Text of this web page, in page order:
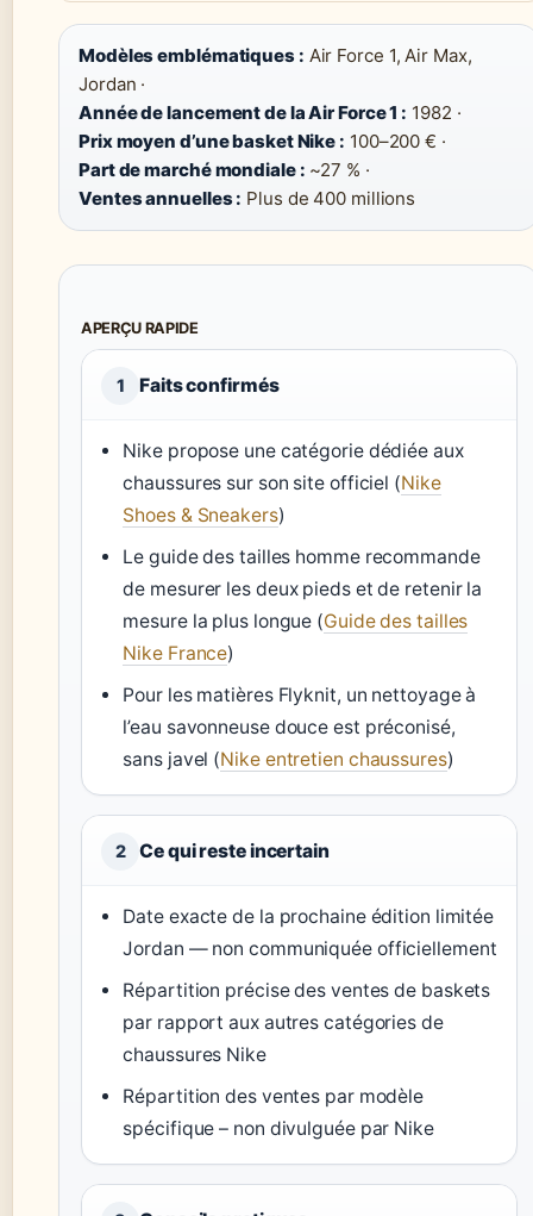
Modèles emblématiques : Air Force 1, Air Max,
Jordan ·
Année de lancement de la Air Force 1 : 1982 ·
Prix moyen d’une basket Nike : 100–200 € ·
Part de marché mondiale : ~27 % ·
Ventes annuelles : Plus de 400 millions
APERÇU RAPIDE
1 Faits confirmés
Nike propose une catégorie dédiée aux
chaussures sur son site officiel (Nike
Shoes & Sneakers)
Le guide des tailles homme recommande
de mesurer les deux pieds et de retenir la
mesure la plus longue (Guide des tailles
Nike France)
Pour les matières Flyknit, un nettoyage à
l’eau savonneuse douce est préconisé,
sans javel (Nike entretien chaussures)
2 Ce qui reste incertain
Date exacte de la prochaine édition limitée
Jordan — non communiquée officiellement
Répartition précise des ventes de baskets
par rapport aux autres catégories de
chaussures Nike
Répartition des ventes par modèle
spécifique – non divulguée par Nike